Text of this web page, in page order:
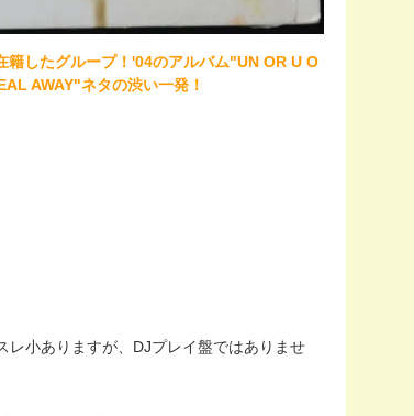
したグループ！'04のアルバム"UN OR U O
AWAY"ネタの渋い一発！
レ小ありますが、DJプレイ盤ではありませ